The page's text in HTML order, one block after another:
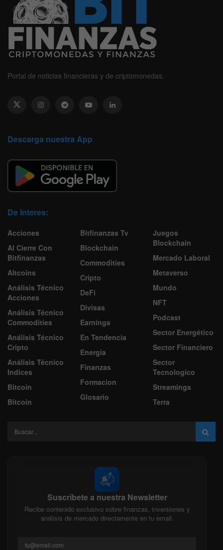
Portal de noticias financieras y de criptomonedas.
Descarga nuestra App
De Interes:
Acciones
Al Cierre Con
Bitfinanzas
Altcoins
Análisis Técnico
Acciones
Análisis Técnico
Commodities
Análisis Técnico
Cripto
Análisis Técnico
Indices
Bitcoin
Bitcoin
Bitfinanzas Tv
Blockchain
Commodities
Cripto
DeFi
Divisas
Earnings
En Tendencia
Energía
Finanzas
Formacion
Glosario
Juegos
Blockchain
Mercado Laboral
Metaverso
Mundo
NFT
Podcast
Sector Energético
Sector Financiero
Sector
Tecnologico
Streamings
Terra
📬
Suscríbete a nuestra Newsletter
Recibe contenido exclusivo sobre finanzas, inversiones y
análisis de mercado directamente en tu email.